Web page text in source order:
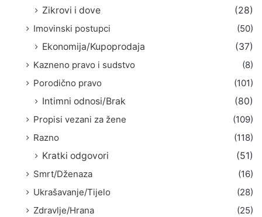
Zikrovi i dove
(28)
Imovinski postupci
(50)
Ekonomija/Kupoprodaja
(37)
Kazneno pravo i sudstvo
(8)
Porodično pravo
(101)
Intimni odnosi/Brak
(80)
Propisi vezani za žene
(109)
Razno
(118)
Kratki odgovori
(51)
Smrt/Dženaza
(16)
Ukrašavanje/Tijelo
(28)
Zdravlje/Hrana
(25)